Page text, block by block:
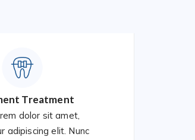
Treatment
dolor sit amet,
adipiscing elit. Nunc